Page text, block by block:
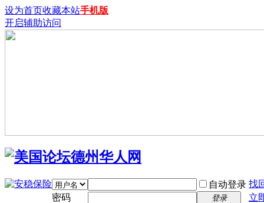
设为首页收藏本站手机版
开启辅助访问
自动登录 找
密码
登录
立